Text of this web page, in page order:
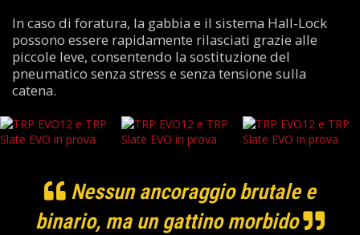
In caso di foratura, la gabbia e il sistema Hall-Lock
possono essere rapidamente rilasciati grazie alle
piccole leve, consentendo la sostituzione del
pneumatico senza stress e senza tensione sulla
catena.
Nessun ancoraggio brutale e
binario, ma un gattino morbido